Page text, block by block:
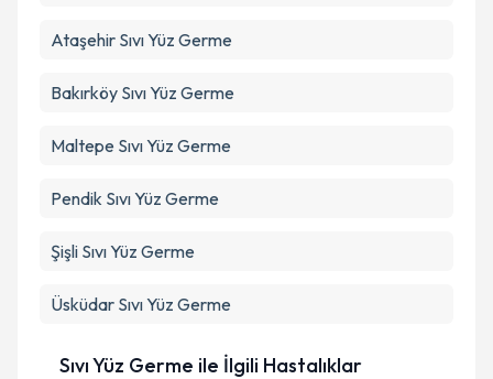
Ataşehir Sıvı Yüz Germe
Bakırköy Sıvı Yüz Germe
Maltepe Sıvı Yüz Germe
Pendik Sıvı Yüz Germe
Şişli Sıvı Yüz Germe
Üsküdar Sıvı Yüz Germe
Sıvı Yüz Germe ile İlgili Hastalıklar